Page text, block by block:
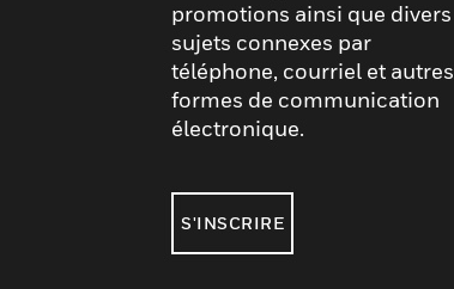
promotions ainsi que divers
sujets connexes par
téléphone, courriel et autres
formes de communication
électronique.
S'INSCRIRE